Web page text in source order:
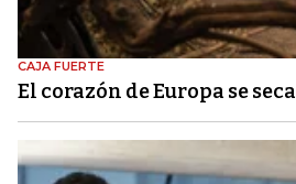
CAJA FUERTE
El corazón de Europa se seca